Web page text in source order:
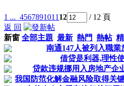
1 ... 4567891011 12
/ 12 頁
返 回
新窗 全部主題 最新 熱門 熱帖
南通147人被列入職
借贷是利器,理性
贷款违规挪用入房地产企
我国防范化解金融风险取得关